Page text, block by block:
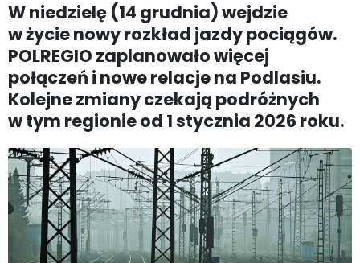
W niedzielę (14 grudnia) wejdzie
w życie nowy rozkład jazdy pociągów.
POLREGIO zaplanowało więcej
połączeń i nowe relacje na Podlasiu.
Kolejne zmiany czekają podróżnych
w tym regionie od 1 stycznia 2026 roku.